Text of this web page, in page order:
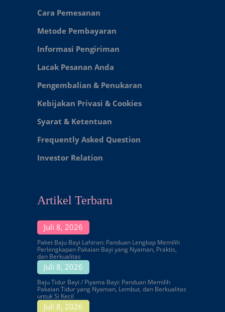
Cara Pemesanan
Metode Pembayaran
Informasi Pengiriman
Lacak Pesanan Anda
Pengembalian & Penukaran
Kebijakan Privasi & Cookies
Syarat & Ketentuan
Frequently Asked Question
Investor Relation
Artikel Terbaru
Juli 8, 2026
Paket Baju Bayi Lahiran: Panduan Lengkap Memilih
Perlengkapan Pakaian Bayi yang Nyaman, Praktis,
dan Berkualitas
Juli 8, 2026
Baju Tidur Bayi / Piyama Bayi: Panduan Memilih
Pakaian Tidur yang Nyaman, Lembut, dan Berkualitas
untuk Si Kecil
Juli 8, 2026